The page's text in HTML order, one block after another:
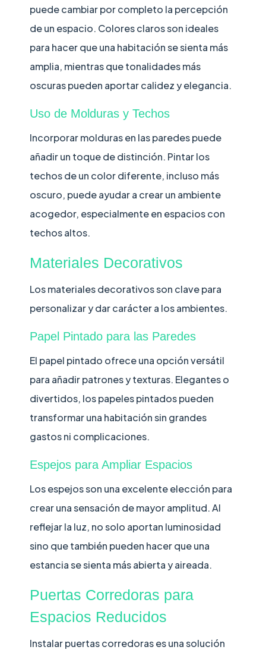
puede cambiar por completo la percepción
de un espacio. Colores claros son ideales
para hacer que una habitación se sienta más
amplia, mientras que tonalidades más
oscuras pueden aportar calidez y elegancia.
Uso de Molduras y Techos
Incorporar molduras en las paredes puede
añadir un toque de distinción. Pintar los
techos de un color diferente, incluso más
oscuro, puede ayudar a crear un ambiente
acogedor, especialmente en espacios con
techos altos.
Materiales Decorativos
Los materiales decorativos son clave para
personalizar y dar carácter a los ambientes.
Papel Pintado para las Paredes
El papel pintado ofrece una opción versátil
para añadir patrones y texturas. Elegantes o
divertidos, los papeles pintados pueden
transformar una habitación sin grandes
gastos ni complicaciones.
Espejos para Ampliar Espacios
Los espejos son una excelente elección para
crear una sensación de mayor amplitud. Al
reflejar la luz, no solo aportan luminosidad
sino que también pueden hacer que una
estancia se sienta más abierta y aireada.
Puertas Corredoras para
Espacios Reducidos
Instalar puertas corredoras es una solución